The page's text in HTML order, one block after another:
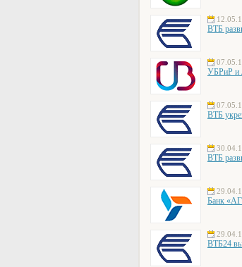
ВТБ
УБРиР и
ВТБ
ВТБ
Банк
ВТБ24